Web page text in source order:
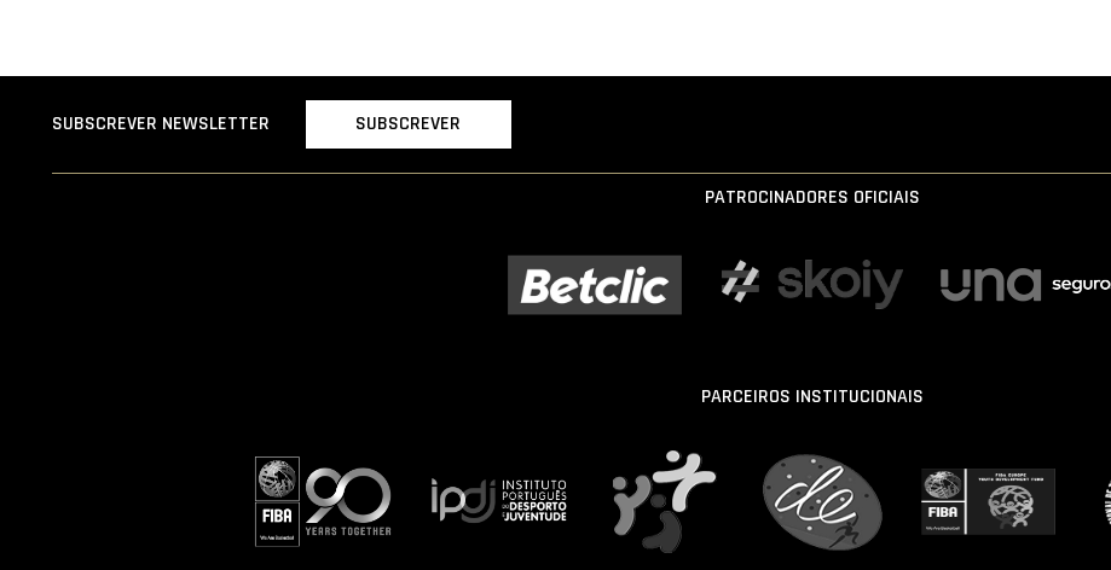
SUBSCREVER NEWSLETTER SUBSCREVER
PATROCINADORES OFICIAIS
PARCEIROS INSTITUCIONAIS